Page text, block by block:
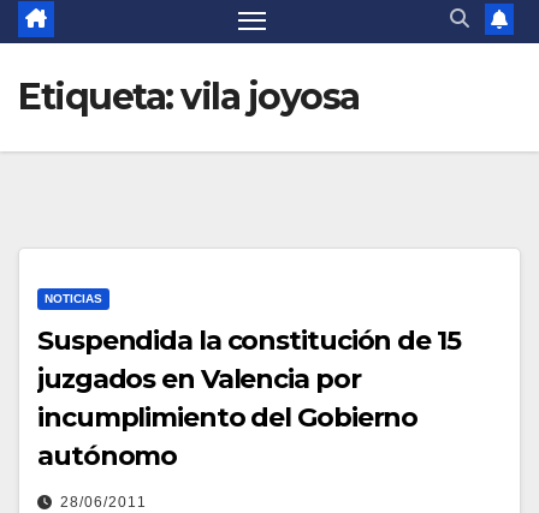
Etiqueta:vila joyosa
NOTICIAS
Suspendida la constitución de 15
juzgados en Valencia por
incumplimiento del Gobierno
autónomo
28/06/2011